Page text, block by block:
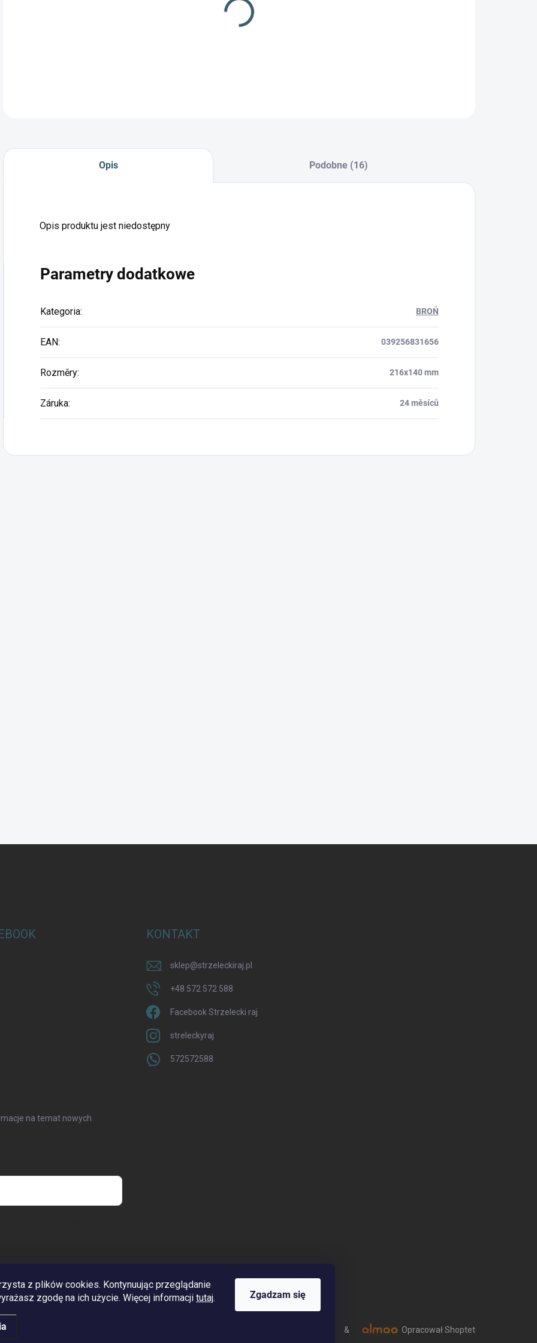
z plików cookies. Kontynuując przeglądanie
zgodę na ich użycie. Więcej informacji tutaj. Zgadzam się
Opis Podobne (16)
Opis produktu jest niedostępny
Parametry dodatkowe
Kategoria: BROŃ
EAN: 039256831656
Rozměry: 216x140 mm
Záruka: 24 měsíců
KONTAKT
sklep@strzeleckiraj.pl
+48 572 572 588
Facebook Strzelecki raj
streleckyraj
572572588
na temat nowych
www.streleckyraj.cz | www.streleckyraj.sk | www.strzeleckiraj.pl
& Opracował Shoptet